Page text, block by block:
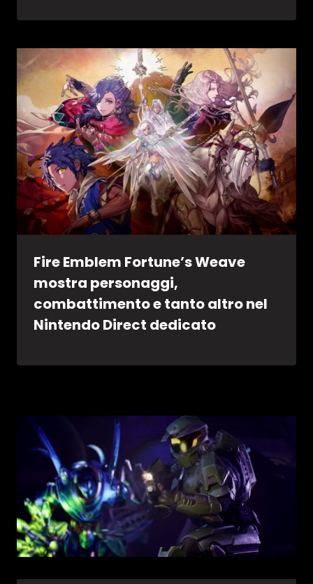
Fire Emblem Fortune’s Weave
mostra personaggi,
combattimento e tanto altro nel
Nintendo Direct dedicato